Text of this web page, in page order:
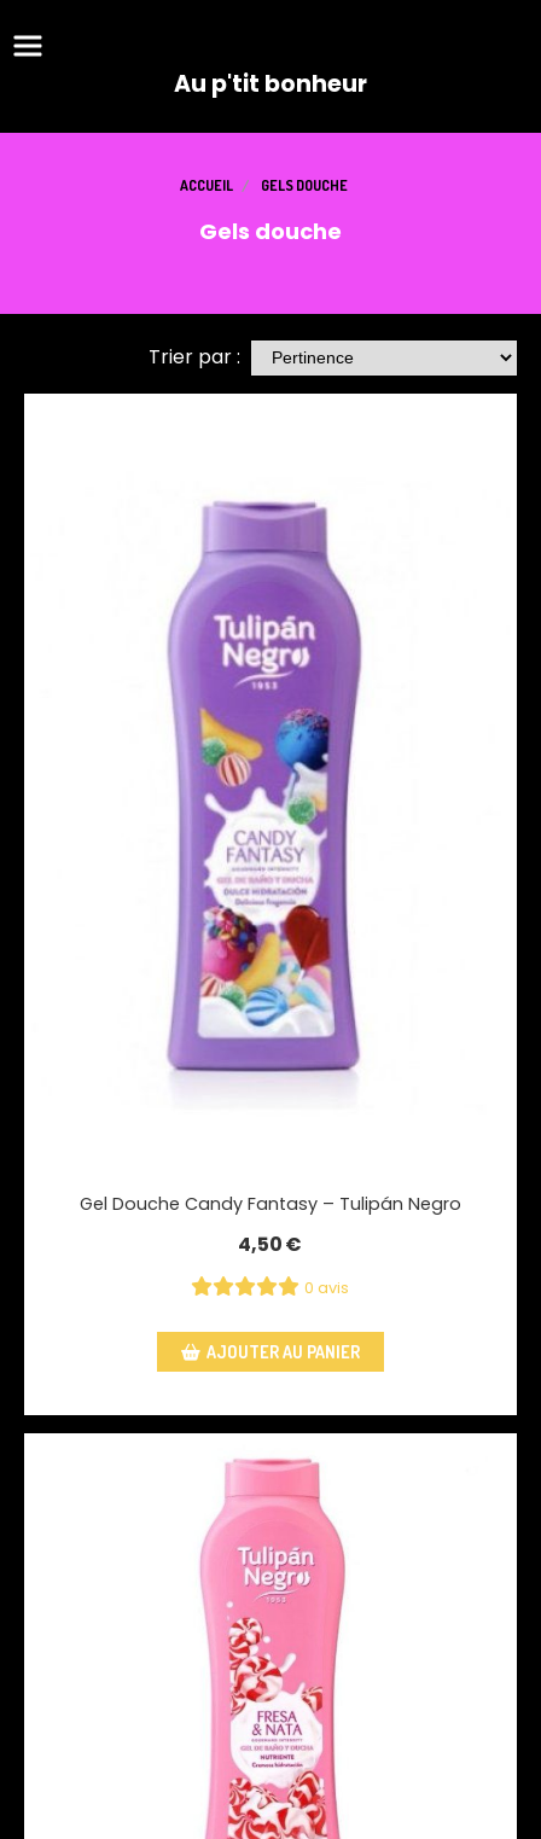
Au p'tit bonheur
ACCUEIL GELS DOUCHE
Gels douche
Trier par :
Gel Douche Candy Fantasy – Tulipán Negro
4,50€
0 avis
AJOUTER AU PANIER